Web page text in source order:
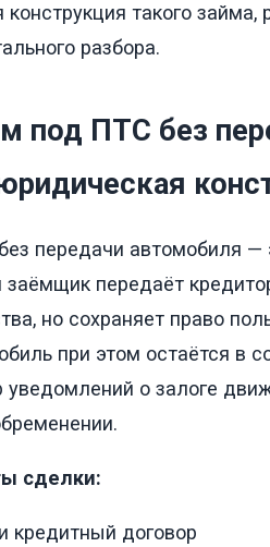
такого займа,
разбора.
под ПТС без
передачи автомобиля —
заёмщик передаёт
но сохраняет право
при этом остаётся в
уведомлений о залоге
сделки:
кредитный договор